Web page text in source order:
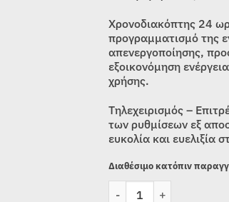
Χρονοδιακόπτης 24
προγραμματισμό της
απενεργοποίησης,
εξοικονόμηση
χρήσης.
Τηλεχειρισμός –
των ρυθμίσεων εξ
ευκολία και ευελιξία
Διαθέσιμο κατόπιν
ΑΝΕΜΙΣΤΗΡΑΣ ΣΤΗΛΗ